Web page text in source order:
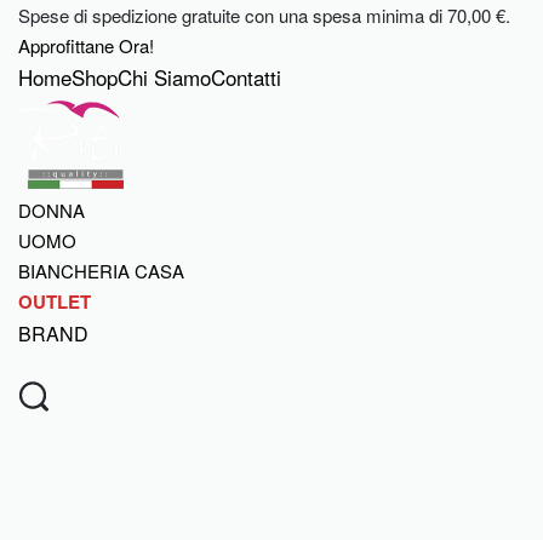
Skip
content
Spese di spedizione gratuite con una spesa minima di 70,00 €.
Approfittane Ora!
HomeShopChi SiamoContatti
DONNA
UOMO
BIANCHERIA CASA
OUTLET
BRAND